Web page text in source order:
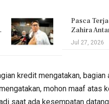
Pasca
Zahira
Jul 27, 2026
kredit mengatakan,
mohon maaf atas
saat ada kesempatan